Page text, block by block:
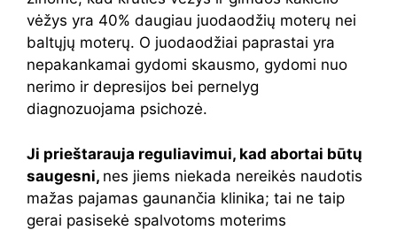
vėžys yra 40% daugiau juodaodžių moterų nei
baltųjų moterų. O juodaodžiai paprastai yra
nepakankamai gydomi skausmo, gydomi nuo
nerimo ir depresijos bei pernelyg
diagnozuojama psichozė.
Ji prieštarauja reguliavimui, kad abortai būtų
saugesni, nes jiems niekada nereikės naudotis
mažas pajamas gaunančia klinika; tai ne taip
gerai pasisekė spalvotoms moterims